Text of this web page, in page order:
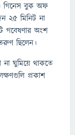
গিনেস বুক অফ
২৫ মিনিট না
গবেষণার অংশ
ছিলেন।
ঘুমিয়ে থাকতে
প্রকাশ